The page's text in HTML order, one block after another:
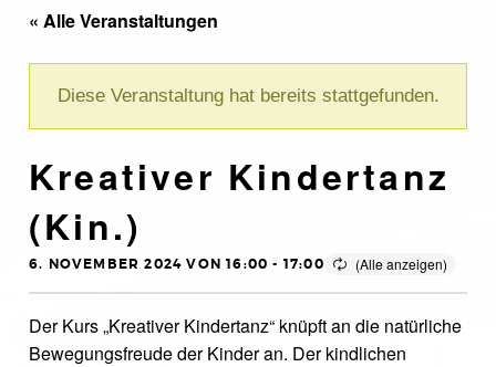
« Alle Veranstaltungen
Diese Veranstaltung hat bereits stattgefunden.
Kreativer Kindertanz
(Kin.)
6. NOVEMBER 2024 VON 16:00 - 17:00
Der Kurs „Kreativer Kindertanz“ knüpft an die natürliche
Bewegungsfreude der Kinder an. Der kindlichen